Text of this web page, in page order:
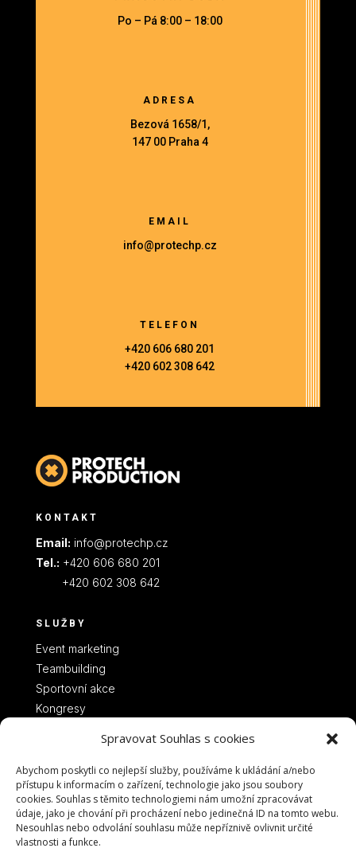
Spravovat Souhlas s cookies
Abychom poskytli co nejlepší služby, používáme k ukládání a/nebo
přístupu k informacím o zařízení, technologie jako jsou soubory
cookies. Souhlas s těmito technologiemi nám umožní zpracovávat
údaje, jako je chování při procházení nebo jedinečná ID na tomto webu.
Nesouhlas nebo odvolání souhlasu může nepříznivě ovlivnit určité
vlastnosti a funkce.
Po – Pá 8:00 – 18:00
ADRESA
Bezová 1658/1,
147 00 Praha 4
EMAIL
info@protechp.cz
TELEFON
+420 606 680 201
+420 602 308 642
KONTAKT
Email: info@protechp.cz
Tel.: +420 606 680 201
+420 602 308 642
SLUŽBY
Event marketing
Teambuilding
Sportovní akce
Kongresy